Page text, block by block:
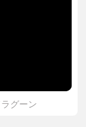
グーン